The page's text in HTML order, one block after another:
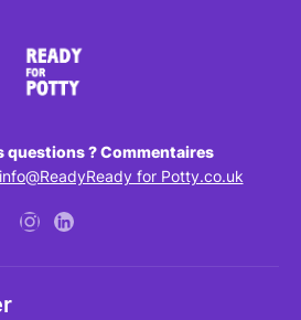
questions ? Commentaires
info@ReadyReady for Potty.co.uk